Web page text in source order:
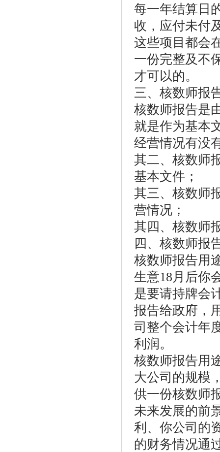
每一年结算日
收，应付未付
这些项目都会
一份完整及不
才可以的。
三、核数师报
核数师报告是
就是作为基本
经营情况有没
其二、核数师
基本文件；
其三、核数师
营情况；
其四、核数师
四、核数师报
核数师报告用
生意18月后你
是要请持牌会
报告给政府，
司整个会计年
利润。
核数师报告用
大公司的规模
供一份核数师
未来发展的前
利、你公司的
的财务情况通